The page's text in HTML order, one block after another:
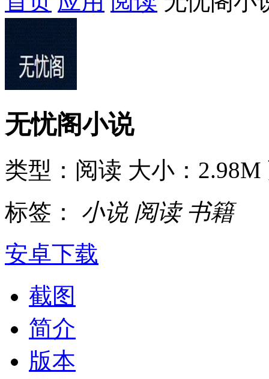
无忧阁小说
类型：阅读 大小：2.98M
标签： 小说 阅读 书籍
安卓下载
截图
简介
版本